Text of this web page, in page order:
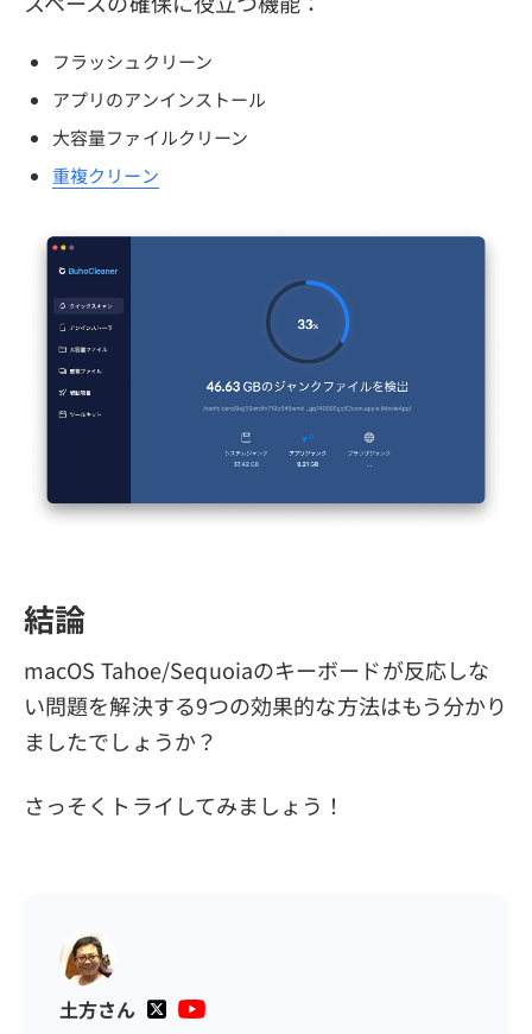
フラッシュクリーン
アプリのアンインストール
大容量ファイルクリーン
重複クリーン
結論
macOS Tahoe/Sequoiaのキーボードが反応しな
い問題を解決する9つの効果的な方法はもう分かり
ましたでしょうか？
さっそくトライしてみましょう！
土方さん